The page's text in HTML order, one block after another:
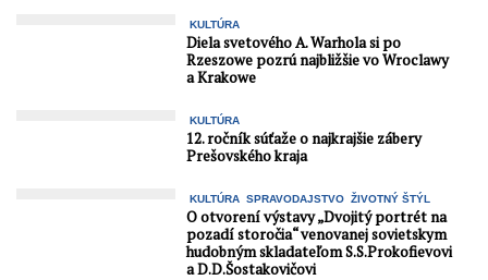
KULTÚRA
Diela svetového A. Warhola si po
Rzeszowe pozrú najbližšie vo Wroclawy
a Krakowe
KULTÚRA
12. ročník súťaže o najkrajšie zábery
Prešovského kraja
KULTÚRA SPRAVODAJSTVO ŽIVOTNÝ ŠTÝL
O otvorení výstavy „Dvojitý portrét na
pozadí storočia“ venovanej sovietskym
hudobným skladateľom S.S.Prokofievovi
a D.D.Šostakovičovi